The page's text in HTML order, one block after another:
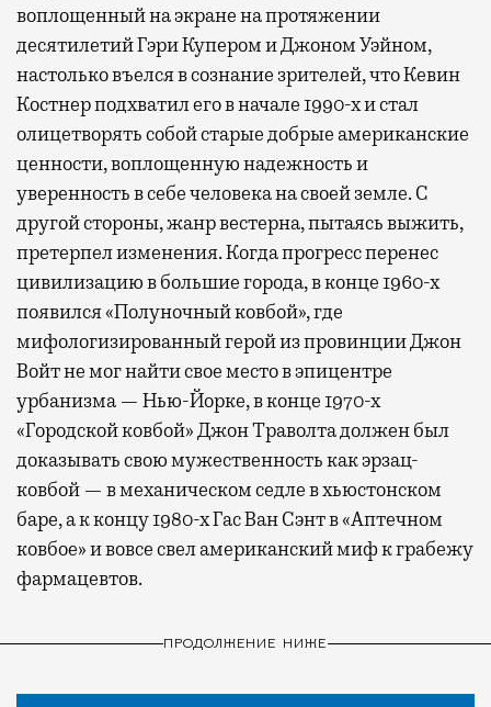
воплощенный на экране на протяжении
десятилетий Гэри Купером и Джоном Уэйном,
настолько въелся в сознание зрителей, что Кевин
Костнер подхватил его в начале 1990-х и стал
олицетворять собой старые добрые американские
ценности, воплощенную надежность и
уверенность в себе человека на своей земле. С
другой стороны, жанр вестерна, пытаясь выжить,
претерпел изменения. Когда прогресс перенес
цивилизацию в большие города, в конце 1960-х
появился «Полуночный ковбой», где
мифологизированный герой из провинции Джон
Войт не мог найти свое место в эпицентре
урбанизма — Нью-Йорке, в конце 1970-х
«Городской ковбой» Джон Траволта должен был
доказывать свою мужественность как эрзац-
ковбой — в механическом седле в хьюстонском
баре, а к концу 1980-х Гас Ван Сэнт в «Аптечном
ковбое» и вовсе свел американский миф к грабежу
фармацевтов.
ПРОДОЛЖЕНИЕ НИЖЕ